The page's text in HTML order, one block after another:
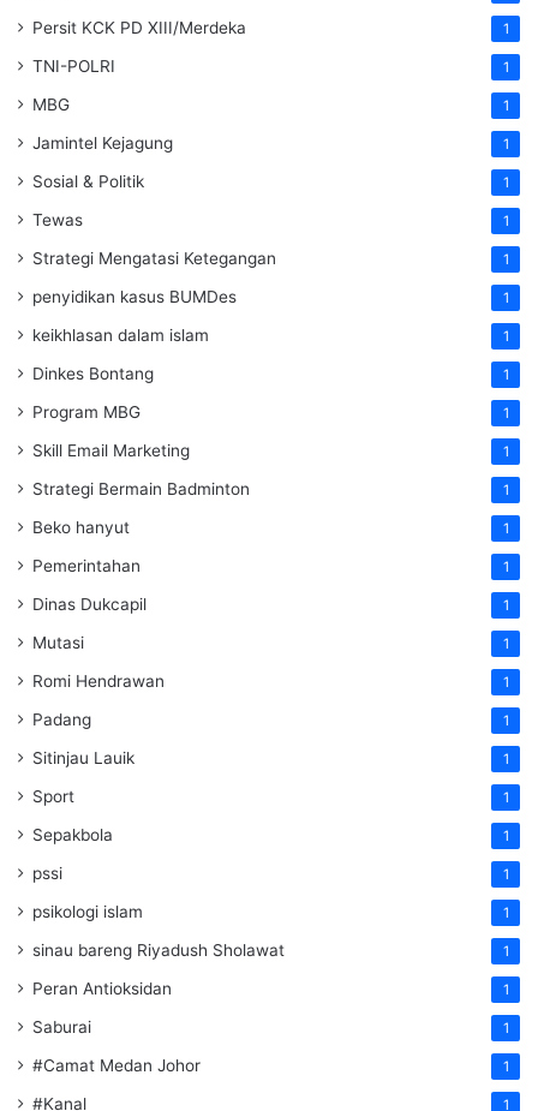
Persit KCK PD XIII/Merdeka 1
TNI-POLRI 1
MBG 1
Jamintel Kejagung 1
Sosial & Politik 1
Tewas 1
Strategi Mengatasi Ketegangan 1
penyidikan kasus BUMDes 1
keikhlasan dalam islam 1
Dinkes Bontang 1
Program MBG 1
Skill Email Marketing 1
Strategi Bermain Badminton 1
Beko hanyut 1
Pemerintahan 1
Dinas Dukcapil 1
Mutasi 1
Romi Hendrawan 1
Padang 1
Sitinjau Lauik 1
Sport 1
Sepakbola 1
pssi 1
psikologi islam 1
sinau bareng Riyadush Sholawat 1
Peran Antioksidan 1
Saburai 1
#Camat Medan Johor 1
#Kanal 1